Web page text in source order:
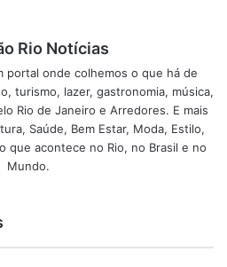
onde o coração do artista
de uma pessoa muito
onde o amor em todas as
a tônica, em “Somente Sua” há
si, os questionamentos e
sentimental que não foi
para o clipe, não quis
Rio Notícias
portal onde colhemos o que há de
turismo, lazer, gastronomia, música,
Rio de Janeiro e Arredores. E mais
Saúde, Bem Estar, Moda, Estilo,
que acontece no Rio, no Brasil e no
Mundo.